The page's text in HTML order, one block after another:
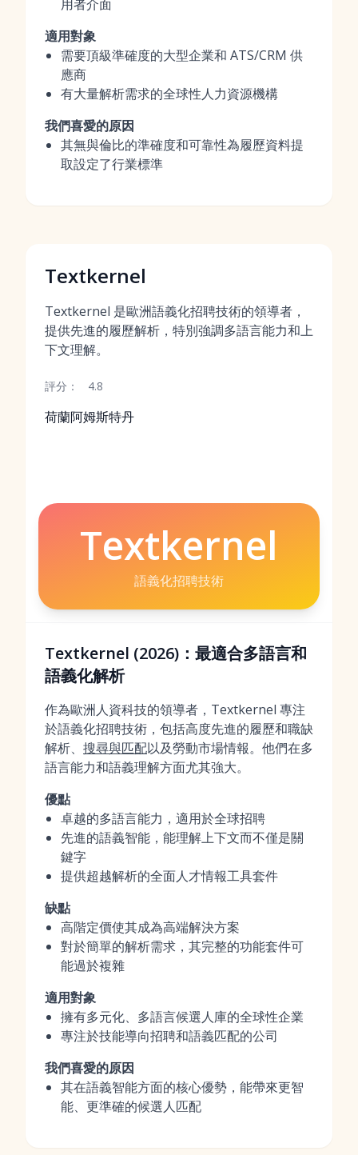
用者介面
適用對象
需要頂級準確度的大型企業和 ATS/CRM 供
應商
有大量解析需求的全球性人力資源機構
我們喜愛的原因
其無與倫比的準確度和可靠性為履歷資料提
取設定了行業標準
Textkernel
Textkernel 是歐洲語義化招聘技術的領導者，
提供先進的履歷解析，特別強調多語言能力和上
下文理解。
評分： 4.8
荷蘭阿姆斯特丹
Textkernel
語義化招聘技術
Textkernel (2026)：最適合多語言和
語義化解析
作為歐洲人資科技的領導者，Textkernel 專注
於語義化招聘技術，包括高度先進的履歷和職缺
解析、 搜尋與匹配以及勞動市場情報。他們在多
語言能力和語義理解方面尤其強大。
優點
卓越的多語言能力，適用於全球招聘
先進的語義智能，能理解上下文而不僅是關
鍵字
提供超越解析的全面人才情報工具套件
缺點
高階定價使其成為高端解決方案
對於簡單的解析需求，其完整的功能套件可
能過於複雜
適用對象
擁有多元化、多語言候選人庫的全球性企業
專注於技能導向招聘和語義匹配的公司
我們喜愛的原因
其在語義智能方面的核心優勢，能帶來更智
能、更準確的候選人匹配